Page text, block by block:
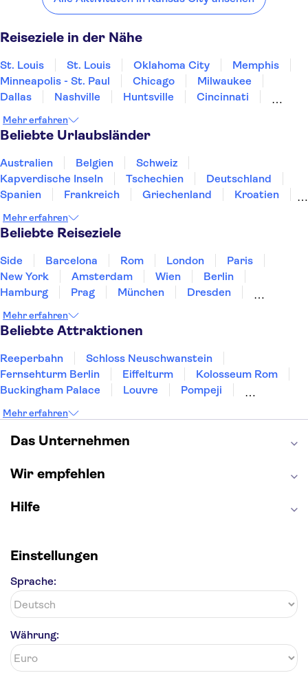
Minneapolis - St. Paul
Reiseziele in der Nähe
St. Louis St. Louis Oklahoma City
Memphis
Minneapolis - St. Paul
Chicago
Milwaukee
Dallas
Nashville Huntsville
Cincinnati
Rapid City and Mount Rushmore
Mehr erfahren
Beliebte Urlaubsländer
Australien Belgien
Schweiz
Kapverdische Inseln
Tschechien
Deutschland
Spanien
Frankreich Griechenland
Kroatien
Norwegen
Polen
Mehr erfahren
Beliebte Reiseziele
Side Barcelona Rom London
Paris
New York
Amsterdam Wien
Berlin
Hamburg
Prag München
Dresden
Heidelberg
Bremen
Mehr erfahren
Beliebte Attraktionen
Reeperbahn
Schloss Neuschwanstein
Fernsehturm Berlin
Eiffelturm
Kolosseum Rom
Buckingham Palace
Louvre
Pompeji
Moulin Rouge
Burj Khalifa
Keukenhof
London Eye
Elbphilharmonie
Mehr erfahren
Das Unternehmen
Wir empfehlen
Hilfe
Einstellungen
Sprache:
Währung: